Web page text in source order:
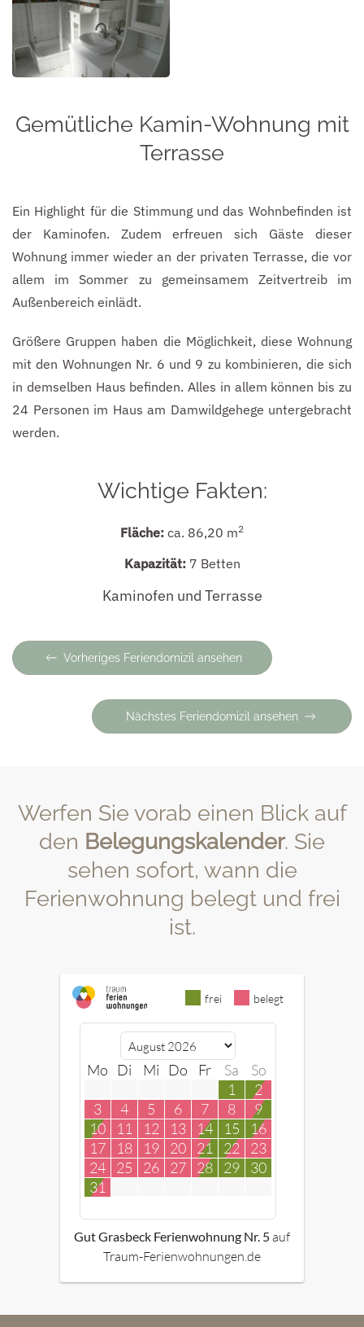
Gemütliche Kamin-Wohnung mit
Terrasse
Ein Highlight für die Stimmung und das Wohnbefinden ist
der Kaminofen. Zudem erfreuen sich Gäste dieser
Wohnung immer wieder an der privaten Terrasse, die vor
allem im Sommer zu gemeinsamem Zeitvertreib im
Außenbereich einlädt.
Größere Gruppen haben die Möglichkeit, diese Wohnung
mit den Wohnungen Nr. 6 und 9 zu kombinieren, die sich
in demselben Haus befinden. Alles in allem können bis zu
24 Personen im Haus am Damwildgehege untergebracht
werden.
Wichtige Fakten:
Fläche: ca. 86,20 m2
Kapazität:7 Betten
Kaminofen und Terrasse
Vorheriges Feriendomizil ansehen
Nächstes Feriendomizil ansehen
Werfen Sie vorab einen Blick auf
den Belegungskalender. Sie
sehen sofort, wann die
Ferienwohnung belegt und frei
ist.
frei belegt
Mo Di Mi Do Fr Sa
So
1
2
3
4 5 6 7 8
9
10
11 12 13 14 15
16
17
18 19 20 21 22
23
24
25 26 27 28 29
30
31
Gut Grasbeck Ferienwohnung Nr. 5 auf
Traum-Ferienwohnungen.de